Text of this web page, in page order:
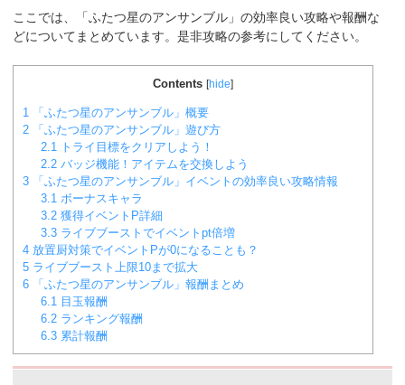
ここでは、「ふたつ星のアンサンブル」の効率良い攻略や報酬な
どについてまとめています。是非攻略の参考にしてください。
Contents [hide]
1 「ふたつ星のアンサンブル」概要
2 「ふたつ星のアンサンブル」遊び方
2.1 トライ目標をクリアしよう！
2.2 バッジ機能！アイテムを交換しよう
3 「ふたつ星のアンサンブル」イベントの効率良い攻略情報
3.1 ボーナスキャラ
3.2 獲得イベントP詳細
3.3 ライブブーストでイベントpt倍増
4 放置厨対策でイベントPが0になることも？
5 ライブブースト上限10まで拡大
6 「ふたつ星のアンサンブル」報酬まとめ
6.1 目玉報酬
6.2 ランキング報酬
6.3 累計報酬